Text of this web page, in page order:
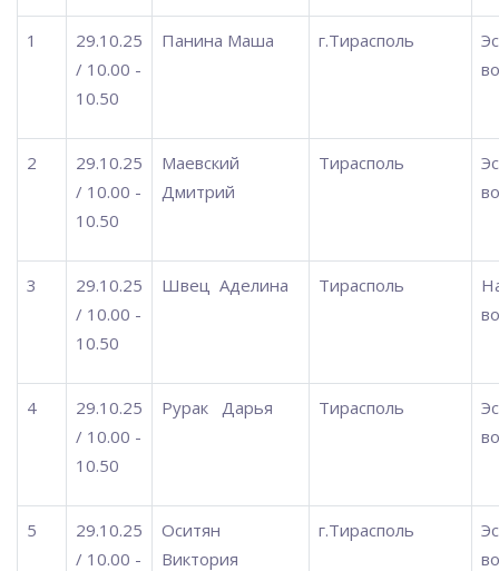
1
29.10.25
/ 10.00 -
10.50
Панина Маша г.Тирасполь
2
29.10.25
/ 10.00 -
10.50
Маевский
Дмитрий
Тирасполь
3
29.10.25
/ 10.00 -
10.50
Швец Аделина Тирасполь
4
29.10.25
/ 10.00 -
10.50
Рурак Дарья Тирасполь
5
29.10.25
/ 10.00 -
Оситян
Виктория
г.Тирасполь